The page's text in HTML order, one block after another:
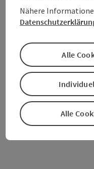
Bäckerei
Für die Bedürfnisse
mussDie Filiale der
Obertraun befindet
und bietet neben
und…
Nähere
Alle
Alle